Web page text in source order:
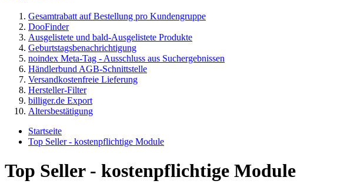
Gesamtrabatt auf Bestellung pro Kundengruppe
DooFinder
Ausgelistete und bald-Ausgelistete Produkte
Geburtstagsbenachrichtigung
noindex Meta-Tag - Ausschluss aus Suchergebnissen
Händlerbund AGB-Schnittstelle
Versandkostenfreie Lieferung
Hersteller-Filter
billiger.de Export
Altersbestätigung
Startseite
Top Seller - kostenpflichtige Module
Top Seller - kostenpflichtige Module